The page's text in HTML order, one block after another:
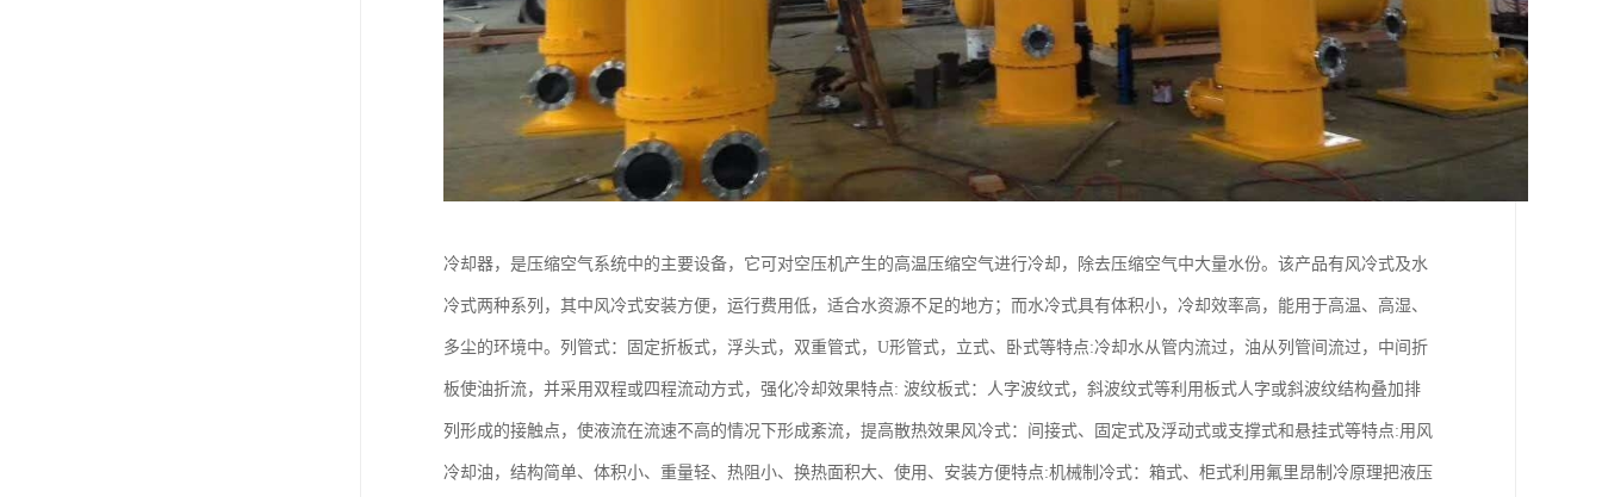
冷却器，是压缩空气系统中的主要设备，它可对空压机产生的高温压缩空气进行冷却，除去压缩空气中大量水份。该产品有风冷式及水
冷式两种系列，其中风冷式安装方便，运行费用低，适合水资源不足的地方；而水冷式具有体积小，冷却效率高，能用于高温、高湿、
多尘的环境中。列管式：固定折板式，浮头式，双重管式，U形管式，立式、卧式等特点:冷却水从管内流过，油从列管间流过，中间折
板使油折流，并采用双程或四程流动方式，强化冷却效果特点: 波纹板式：人字波纹式，斜波纹式等利用板式人字或斜波纹结构叠加排
列形成的接触点，使液流在流速不高的情况下形成紊流，提高散热效果风冷式：间接式、固定式及浮动式或支撑式和悬挂式等特点:用风
冷却油，结构简单、体积小、重量轻、热阻小、换热面积大、使用、安装方便特点:机械制冷式：箱式、柜式利用氟里昂制冷原理把液压